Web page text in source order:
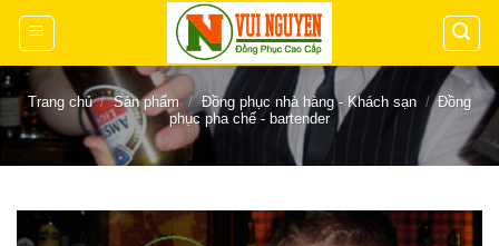
Chuyển
nội
dungTrang chủ / Sản phẩm / Đồng phục nhà hàng - Khách sạn / Đồng
phục pha chế - bartender